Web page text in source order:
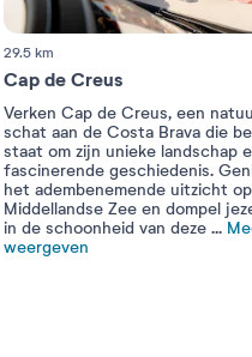
29.5 km
Cap de Creus
Verken Cap de Creus, een
schat aan de Costa Brava die
staat om zijn unieke landschap
fascinerende geschiedenis.
het adembenemende uitzicht
Middellandse Zee en dompel
in de schoonheid van deze ...
weergeven